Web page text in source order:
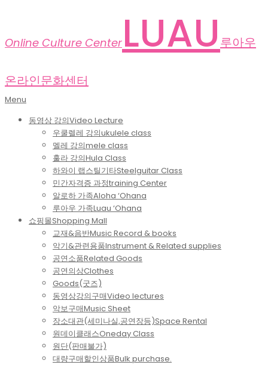
Online Culture Center LUAU 루아우
온라인문화센터
Primary
Menu
Menu
동영상 강의Video Lecture
우쿨렐레 강의ukulele class
멜레 강의mele class
훌라 강의Hula Class
하와이 랩스틸기타Steelguitar Class
민간자격증 과정training Center
알로하 가족Aloha ‘Ohana
루아우 가족Luau ‘Ohana
쇼핑몰Shopping Mall
교재&음반Music Record & books
악기&관련용품Instrument & Related supplies
공연소품Related Goods
공연의상Clothes
Goods(굿즈)
동영상강의구매Video lectures
악보구매Music Sheet
장소대관(세미나실,공연장등)Space Rental
원데이클래스Oneday Class
원단(판매불가)
대량구매할인상품Bulk purchase.